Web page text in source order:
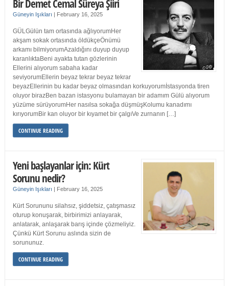
Bir Demet Cemal Süreya Şiiri
Güneyin Işıkları | February 16, 2025
GÜLGülün tam ortasında ağlıyorumHer
akşam sokak ortasında öldükçeÖnümü
arkamı bilmiyorumAzaldığını duyup duyup
karanlıktaBeni ayakta tutan gözlerinin
Ellerini alıyorum sabaha kadar
seviyorumEllerin beyaz tekrar beyaz tekrar
beyazEllerinin bu kadar beyaz olmasından korkuyorumİstasyonda tiren
oluyor birazBen bazan istasyonu bulamayan bir adamım Gülü alıyorum
yüzüme sürüyorumHer nasılsa sokağa düşmüşKolumu kanadımı
kırıyorumBir kan oluyor bir kıyamet bir çalgıVe zurnanın […]
CONTINUE READING
Yeni başlayanlar için: Kürt
Sorunu nedir?
Güneyin Işıkları | February 16, 2025
Kürt Sorununu silahsız, şiddetsiz, çatışmasız
oturup konuşarak, birbirimizi anlayarak,
anlatarak, anlaşarak barış içinde çözmeliyiz.
Çünkü Kürt Sorunu aslında sizin de
sorununuz.
CONTINUE READING